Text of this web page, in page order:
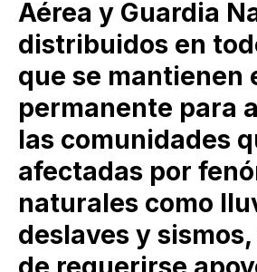
Aérea y Guardia
distribuidos en
que se mantienen
permanente para
las comunidades
afectadas por
naturales como
deslaves y